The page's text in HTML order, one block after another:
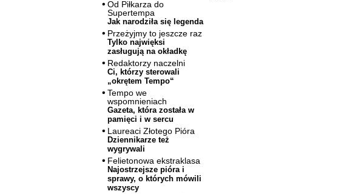
Od Piłkarza do
Supertempa
Jak narodziła się legenda
Przeżyjmy to jeszcze raz
Tylko najwięksi
zasługują na okładkę
Redaktorzy naczelni
Ci, którzy sterowali
„okrętem Tempo“
Tempo we
wspomnieniach
Gazeta, która została w
pamięci i w sercu
Laureaci Złotego Pióra
Dziennikarze też
wygrywali
Felietonowa ekstraklasa
Najostrzejsze pióra i
sprawy, o których mówili
wszyscy